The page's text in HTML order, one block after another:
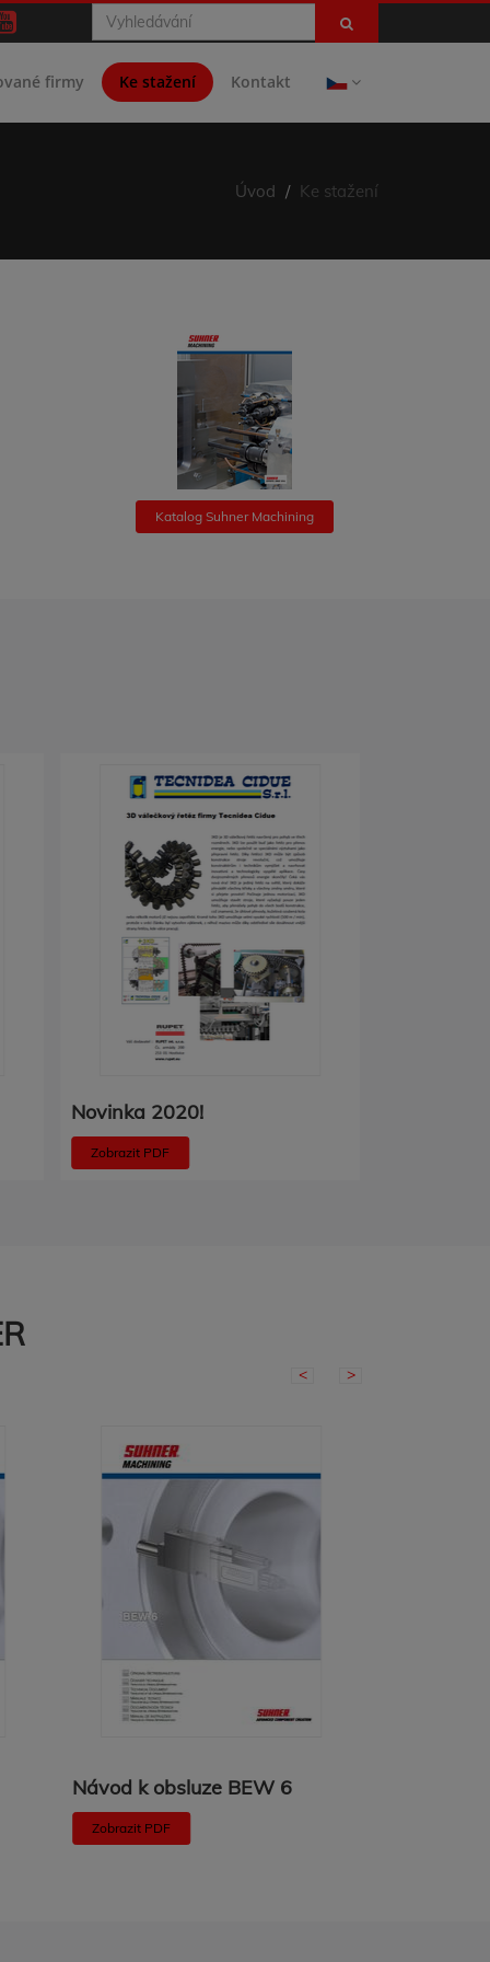
firmy Ke stažení Kontakt
Úvod Ke stažení
Katalog Suhner Machining
Novinka 2020!
Zobrazit PDF
Návod k obsluze BEW 6
Zobrazit PDF